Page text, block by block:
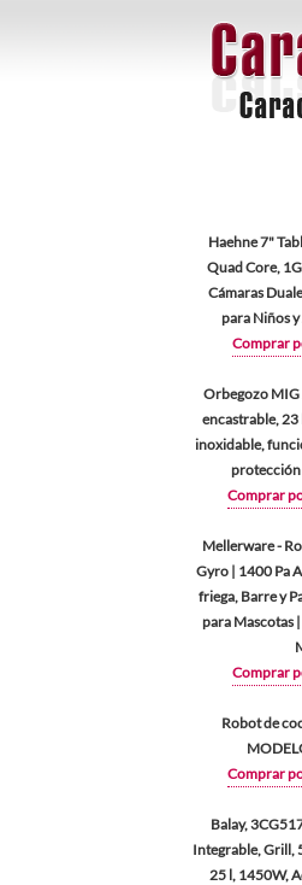
Haehne 7"
Quad Core,
Cámaras
para Niños
Comprar
Orbegozo
encastrable,
inoxidable,
Comprar
Mellerware -
Gyro | 1400 Pa
friega, Barre y
para Mascotas
Comprar
Robot de
Comprar
Balay,
Integrable, Grill,
25 l, 1450W,